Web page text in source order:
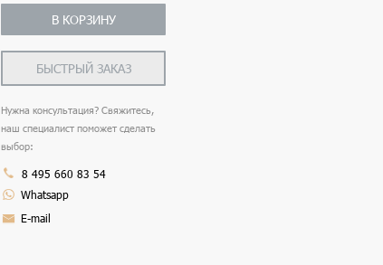
В КОРЗИНУ
БЫСТРЫЙ ЗАКАЗ
Нужна консультация? Свяжитесь,
наш специалист поможет сделать
выбор:
8 495 660 83 54
Whatsapp
E-mail